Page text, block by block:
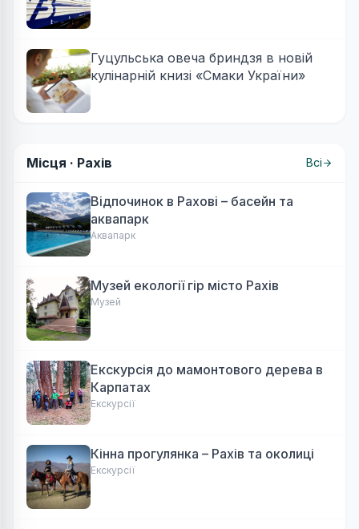
Гуцульська овеча бриндзя в новій
кулінарній книзі «Смаки України»
Місця · Рахів Всі
Відпочинок в Рахові – басейн та
аквапарк
Аквапарк
Музей екології гір місто Рахів
Музей
Екскурсія до мамонтового дерева в
Карпатах
Екскурсії
Кінна прогулянка – Рахів та околиці
Екскурсії